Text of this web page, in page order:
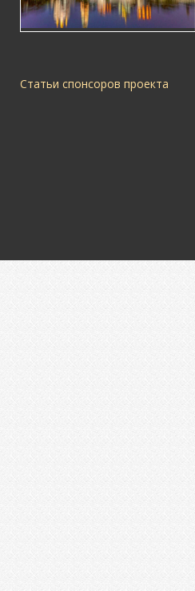
Статьи спонсоров проекта